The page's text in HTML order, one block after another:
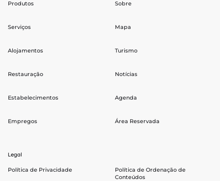
Produtos
Serviços
Alojamentos
Restauração
Estabelecimentos
Empregos
Sobre
Mapa
Turismo
Notícias
Agenda
Área Reservada
Legal
Política de Privacidade
Política de Ordenação de
Conteúdos